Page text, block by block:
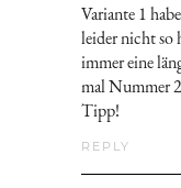
Variante 1
leider nicht so
immer eine
mal Nummer
Tipp!
REPLY